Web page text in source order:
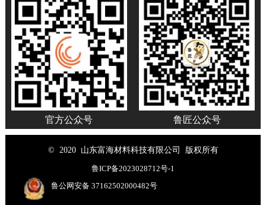
官方公众号 鲁匠公众号
© 2020 山东富海材料科技有限公司 版权所有
鲁ICP备2023028712号-1
鲁公网安备 37162502000482号